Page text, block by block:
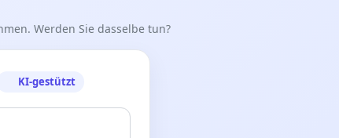
Werden Sie dasselbe tun?
KI-gestützt